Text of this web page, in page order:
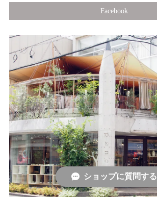
Facebook
ショップに質問する